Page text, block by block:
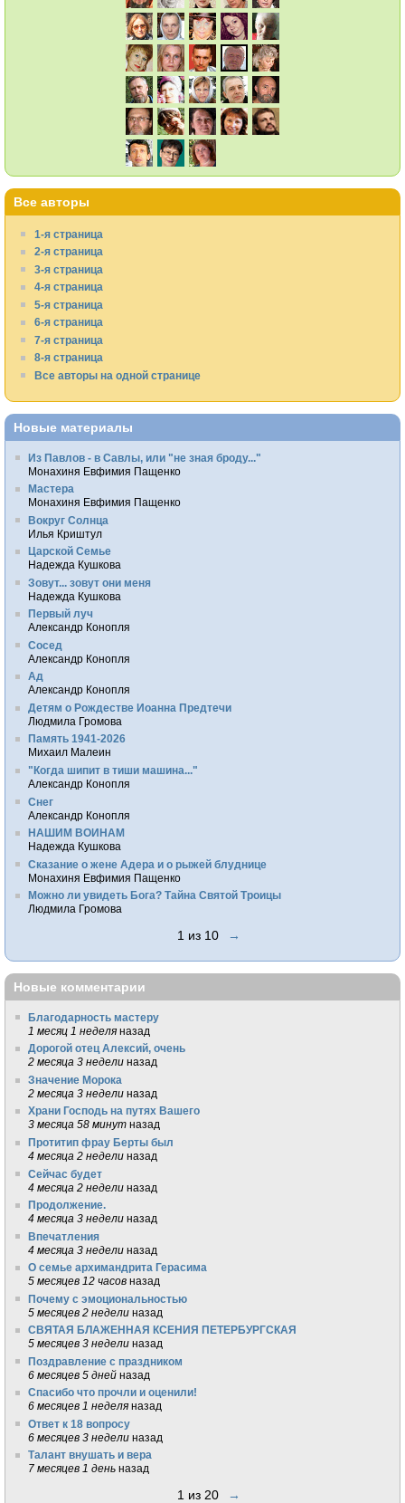
Все авторы
1-я страница
2-я страница
3-я страница
4-я страница
5-я страница
6-я страница
7-я страница
8-я страница
Все авторы на одной странице
Новые материалы
Из Павлов - в Савлы, или "не зная броду..."
Монахиня Евфимия Пащенко
Мастера
Монахиня Евфимия Пащенко
Вокруг Солнца
Илья Криштул
Царской Семье
Надежда Кушкова
Зовут... зовут они меня
Надежда Кушкова
Первый луч
Александр Конопля
Сосед
Александр Конопля
Ад
Александр Конопля
Детям о Рождестве Иоанна Предтечи
Людмила Громова
Память 1941-2026
Михаил Малеин
"Когда шипит в тиши машина..."
Александр Конопля
Снег
Александр Конопля
НАШИМ ВОИНАМ
Надежда Кушкова
Сказание о жене Адера и о рыжей блуднице
Монахиня Евфимия Пащенко
Можно ли увидеть Бога? Тайна Святой Троицы
Людмила Громова
1 из 10 →
Новые комментарии
Благодарность мастеру
1 месяц 1 неделя назад
Дорогой отец Алексий, очень
2 месяца 3 недели назад
Значение Морока
2 месяца 3 недели назад
Храни Господь на путях Вашего
3 месяца 58 минут назад
Протитип фрау Берты был
4 месяца 2 недели назад
Сейчас будет
4 месяца 2 недели назад
Продолжение.
4 месяца 3 недели назад
Впечатления
4 месяца 3 недели назад
О семье архимандрита Герасима
5 месяцев 12 часов назад
Почему с эмоциональностью
5 месяцев 2 недели назад
СВЯТАЯ БЛАЖЕННАЯ КСЕНИЯ ПЕТЕРБУРГСКАЯ
5 месяцев 3 недели назад
Поздравление с праздником
6 месяцев 5 дней назад
Спасибо что прочли и оценили!
6 месяцев 1 неделя назад
Ответ к 18 вопросу
6 месяцев 3 недели назад
Талант внушать и вера
7 месяцев 1 день назад
1 из 20 →